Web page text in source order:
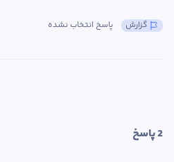
پاسخ انتخاب نشده گزارش
2 پاسخ